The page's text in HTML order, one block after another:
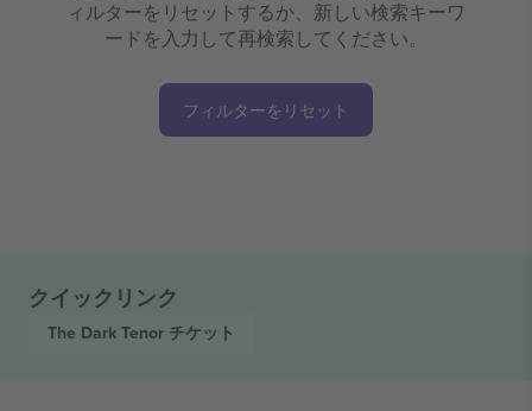
ィルターをリセットするか、新しい検索キーワ
ードを入力して再検索してください。
フィルターをリセット
クイックリンク
The Dark Tenor チケット